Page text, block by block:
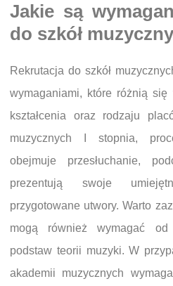
Jakie są
do szkół
Rekrutacja do szkół
wymaganiami, które różnią
kształcenia oraz rodzaju
muzycznych I stopnia,
obejmuje przesłuchanie,
prezentują swoje
przygotowane utwory. Warto
mogą również wymagać od
podstaw teorii muzyki. W
akademii muzycznych